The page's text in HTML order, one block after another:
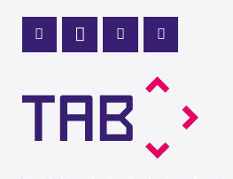
Profil Mastodon
LinkedIn Profil